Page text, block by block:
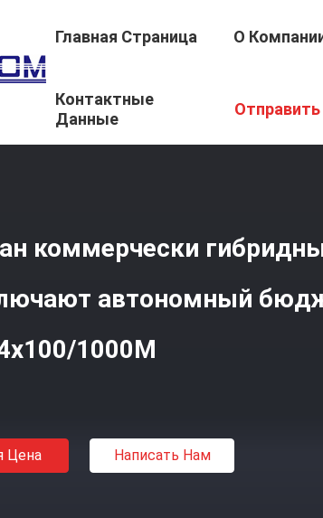
Главная Страница О
Контактные
Данные
Продукция / Переключатель POE
коммерчески
автономный
1000M
Цена Написать Нам